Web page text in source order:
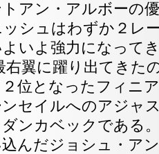
アン・アルボーの
シュはわずか２レ
よいよ強力になって
翼に躍り出てきた
位となったフィニ
セイルへのアジャ
ダンカベックであ
んだジョシュ・ア